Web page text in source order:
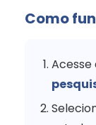
Como
Acesse